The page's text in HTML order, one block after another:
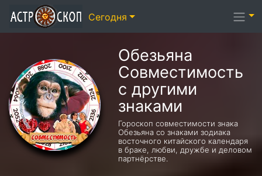
Обезьяна
Совместимость
с другими
знаками
Гороскоп совместимости знака
Обезьяна со знаками зодиака
восточного китайского календаря
в браке, любви, дружбе и деловом
партнёрстве.
Сегодня